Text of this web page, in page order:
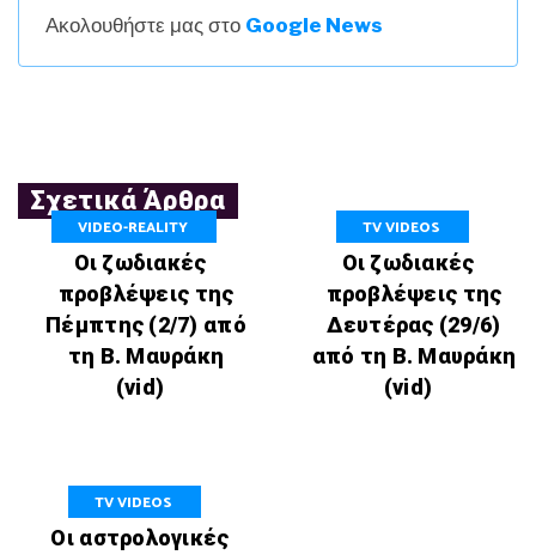
Ακολουθήστε μας στο Google News
Σχετικά Άρθρα
VIDEO-REALITY
Οι ζωδιακές
προβλέψεις της
Πέμπτης (2/7) από
τη Β. Μαυράκη
(vid)
TV VIDEOS
Οι ζωδιακές
προβλέψεις της
Δευτέρας (29/6)
από τη Β. Μαυράκη
(vid)
TV VIDEOS
Οι αστρολογικές